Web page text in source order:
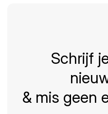
Schrijf
& mis geen